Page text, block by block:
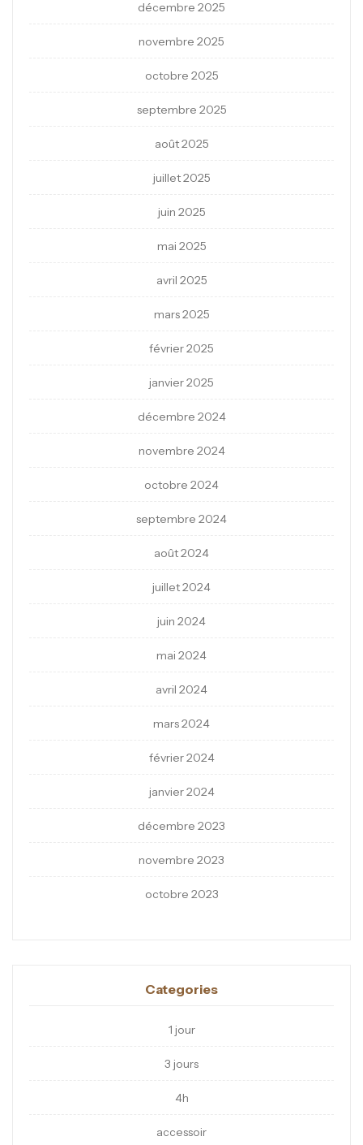
décembre 2025
novembre 2025
octobre 2025
septembre 2025
août 2025
juillet 2025
juin 2025
mai 2025
avril 2025
mars 2025
février 2025
janvier 2025
décembre 2024
novembre 2024
octobre 2024
septembre 2024
août 2024
juillet 2024
juin 2024
mai 2024
avril 2024
mars 2024
février 2024
janvier 2024
décembre 2023
novembre 2023
octobre 2023
Categories
1 jour
3 jours
4h
accessoir